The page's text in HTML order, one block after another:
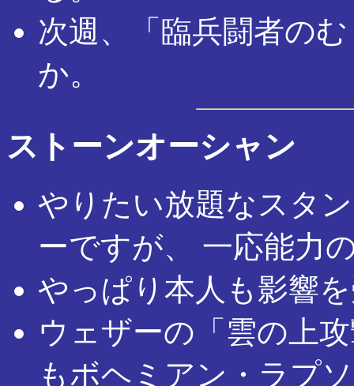
次週、「臨兵闘者の
か。
ストーンオーシャン
やりたい放題なスタ
ーですが、 一応能力
やっぱり本人も影響
ウェザーの「雲の上
もボヘミアン・ラプ